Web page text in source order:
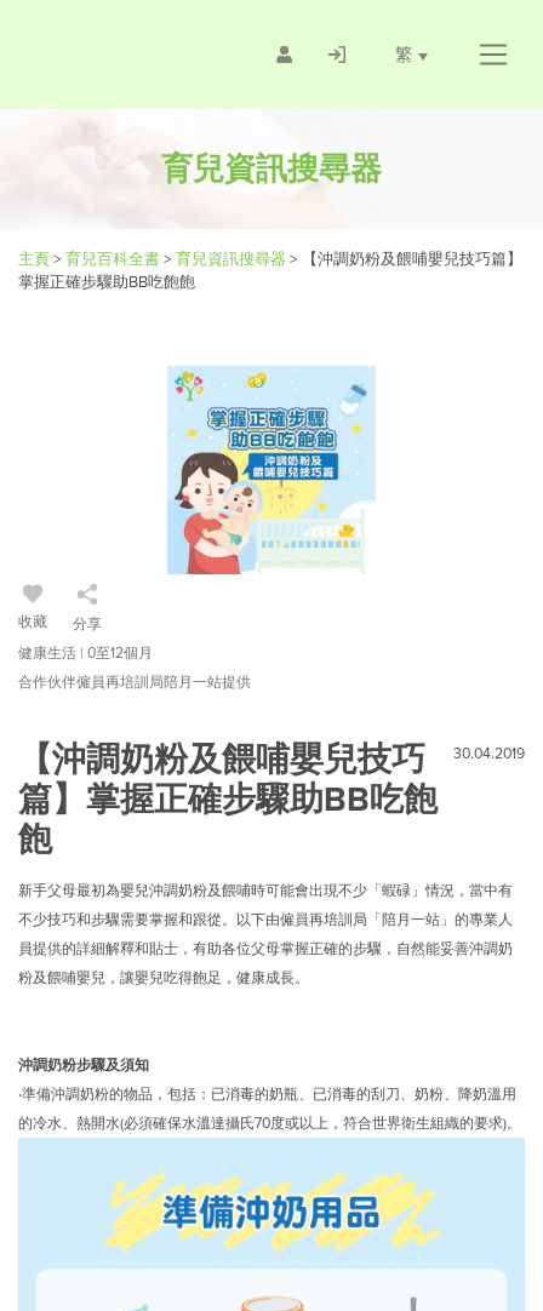
繁
育兒資訊搜尋器
主頁> 育兒百科全書> 育兒資訊搜尋器 >
【沖調奶粉及餵哺嬰兒技巧篇】
掌握正確步驟助BB吃飽飽
收藏
分享
健康生活 | 0至12個月
合作伙伴僱員再培訓局陪月一站提供
【沖調奶粉及餵哺嬰兒技巧
篇】掌握正確步驟助BB吃飽
飽
30.04.2019
新手父母最初為嬰兒沖調奶粉及餵哺時可能會出現不少「蝦碌」情況，當中有
不少技巧和步驟需要掌握和跟從。以下由僱員再培訓局「陪月一站」的專業人
員提供的詳細解釋和貼士，有助各位父母掌握正確的步驟，自然能妥善沖調奶
粉及餵哺嬰兒，讓嬰兒吃得飽足，健康成長。
沖調奶粉步驟及須知
‧準備沖調奶粉的物品，包括：已消毒的奶瓶、已消毒的刮刀、奶粉、降奶溫用
的冷水、熱開水(必須確保水溫達攝氏70度或以上，符合世界衛生組織的要求)。